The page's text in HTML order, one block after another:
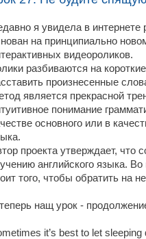
я увидела в интернете
на принципиально
видеороликов.
разбиваются на
произнесенные
является прекрасной
понимание
основного или в
проекта утверждает,
английского языка.
того, чтобы обратить на
нащ урок -
it’s best to let